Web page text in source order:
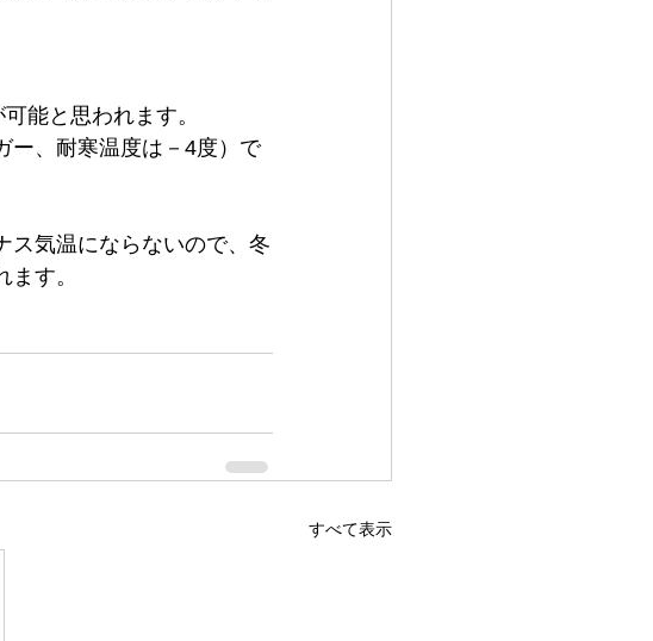
能と思われます。
ー、耐寒温度は－4度）で
ス気温にならないので、冬
す。
すべて表示